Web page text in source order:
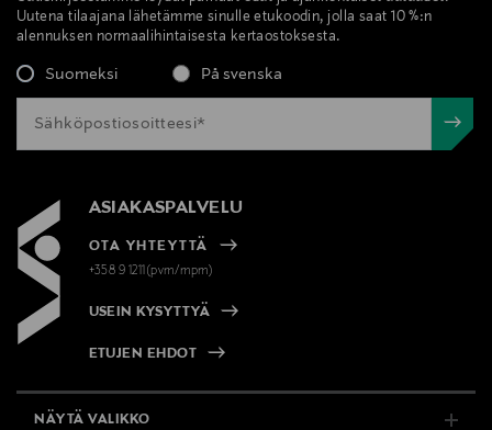
Uutena tilaajana lähetämme sinulle etukoodin, jolla saat 10 %:n
alennuksen normaalihintaisesta kertaostoksesta.
Suomeksi På svenska
ASIAKASPALVELU
OTA YHTEYTTÄ
+358 9 1211(pvm/mpm)
USEIN KYSYTTYÄ
ETUJEN EHDOT
NÄYTÄ VALIKKO